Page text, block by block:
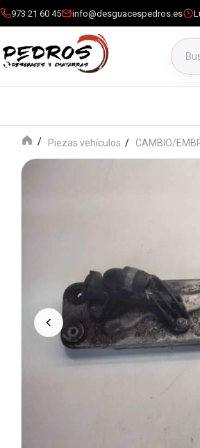
973 21 60 45 info@desguacespedros.es
Piezas vehículos CAMBIO/